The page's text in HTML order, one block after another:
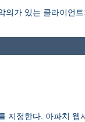
가 있는 클라이언
지정한다. 아파치